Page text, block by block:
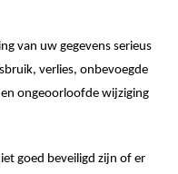
van uw gegevens serieus
verlies, onbevoegde
ongeoorloofde wijziging
goed beveiligd zijn of er